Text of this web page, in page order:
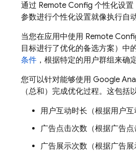
通过 Remote Config 个性化设置
参数进行个性化设置就像执行自
当您在应用中使用 Remote
目标进行了优化的备选方案）中
条件 ，根据特定的用户群组来确
您可以针对能够使用 Google
（总和）完成优化过程。这包括
用户互动时长（根据用户互
广告点击次数（根据广告点
广告展示次数（根据广告展